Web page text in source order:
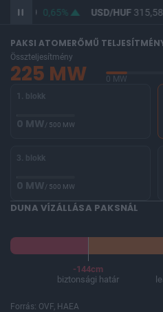
364,09 0,65% USD/HUF315,58
PAKSI ATOMERŐMŰ
Összteljesítmény
225 MW 0 MW
1. blokk
0 MW/ 500 MW
3. blokk
0 MW/ 500 MW
DUNA VÍZÁLLÁSA PAKSNÁL
-144cm
biztonsági határ
Forrás: OVF, HAEA